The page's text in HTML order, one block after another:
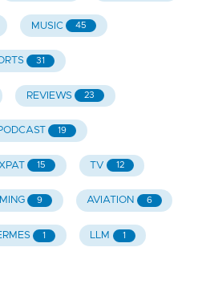
MUSIC 45
31
REVIEWS 23
19
15 TV 12
9 AVIATION 6
1 LLM 1